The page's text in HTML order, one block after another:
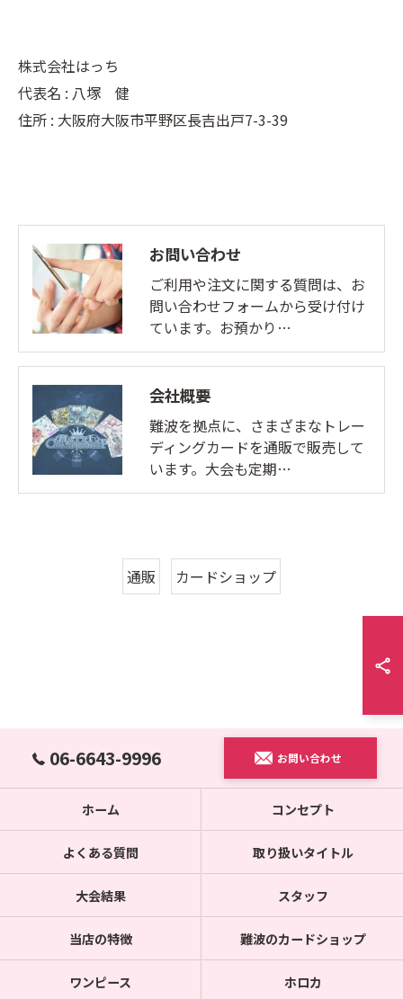
株式会社はっち
代表名 : 八塚 健
住所 : 大阪府大阪市平野区長吉出戸7-3-39
お問い合わせ
ご利用や注文に関する質問は、お
問い合わせフォームから受け付け
ています。お預かり…
会社概要
難波を拠点に、さまざまなトレー
ディングカードを通販で販売して
います。大会も定期…
通販 カードショップ
06-6643-9996 お問い合わせ
ホーム コンセプト
よくある質問 取り扱いタイトル
大会結果 スタッフ
当店の特徴 難波のカードショップ
ワンピース ホロカ